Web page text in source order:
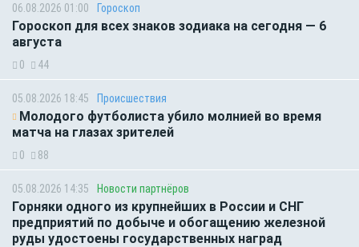
06.08.2026 01:00 Гороскоп
Гороскоп для всех знаков зодиака на сегодня — 6
августа
0 44
05.08.2026 18:45 Происшествия
Молодого футболиста убило молнией во время
матча на глазах зрителей
0 88
05.08.2026 14:35 Новости партнёров
Горняки одного из крупнейших в России и СНГ
предприятий по добыче и обогащению железной
руды удостоены государственных наград